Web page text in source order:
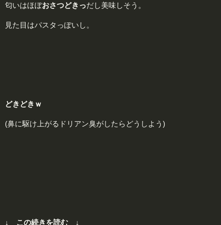
匂いはほぼおさつどきっだし美味しそう。
見た目はパスタっぽいし。
どきどきｗ
(鼻に駆け上がるドリアン臭がしたらどうしよう)
↓ この続きを読む ↓